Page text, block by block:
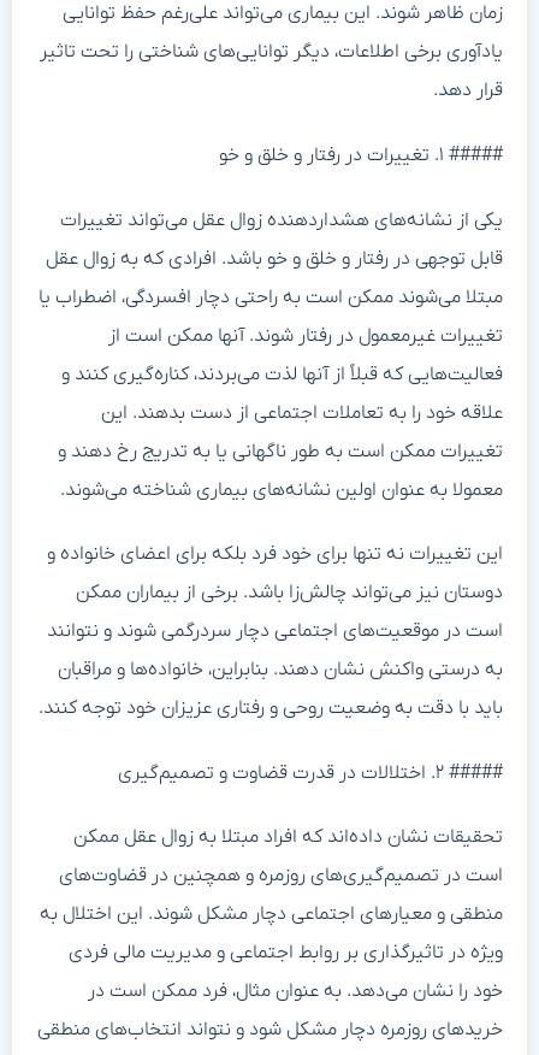
زمان ظاهر شوند. این بیماری می‌تواند علی‌رغم حفظ توانایی
یادآوری برخی اطلاعات، دیگر توانایی‌های شناختی را تحت تاثیر
قرار دهد.
##### ۱. تغییرات در رفتار و خلق و خو
یکی از نشانه‌های هشداردهنده زوال عقل می‌تواند تغییرات
قابل توجهی در رفتار و خلق و خو باشد. افرادی که به زوال عقل
مبتلا می‌شوند ممکن است به راحتی دچار افسردگی، اضطراب یا
تغییرات غیرمعمول در رفتار شوند. آنها ممکن است از
فعالیت‌هایی که قبلاً از آنها لذت می‌بردند، کناره‌گیری کنند و
علاقه خود را به تعاملات اجتماعی از دست بدهند. این
تغییرات ممکن است به طور ناگهانی یا به تدریج رخ دهند و
معمولا به عنوان اولین نشانه‌های بیماری شناخته می‌شوند.
این تغییرات نه تنها برای خود فرد بلکه برای اعضای خانواده و
دوستان نیز می‌تواند چالش‌زا باشد. برخی از بیماران ممکن
است در موقعیت‌های اجتماعی دچار سردرگمی شوند و نتوانند
به درستی واکنش نشان دهند. بنابراین، خانواده‌ها و مراقبان
باید با دقت به وضعیت روحی و رفتاری عزیزان خود توجه کنند.
##### ۲. اختلالات در قدرت قضاوت و تصمیم‌گیری
تحقیقات نشان داده‌اند که افراد مبتلا به زوال عقل ممکن
است در تصمیم‌گیری‌های روزمره و همچنین در قضاوت‌های
منطقی و معیارهای اجتماعی دچار مشکل شوند. این اختلال به
ویژه در تاثیرگذاری بر روابط اجتماعی و مدیریت مالی فردی
خود را نشان می‌دهد. به عنوان مثال، فرد ممکن است در
خریدهای روزمره دچار مشکل شود و نتواند انتخاب‌های منطقی